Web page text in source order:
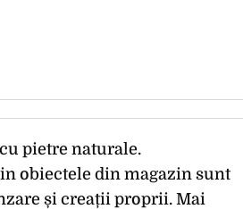
pietre naturale.
obiectele din magazin sunt
și creații proprii. Mai